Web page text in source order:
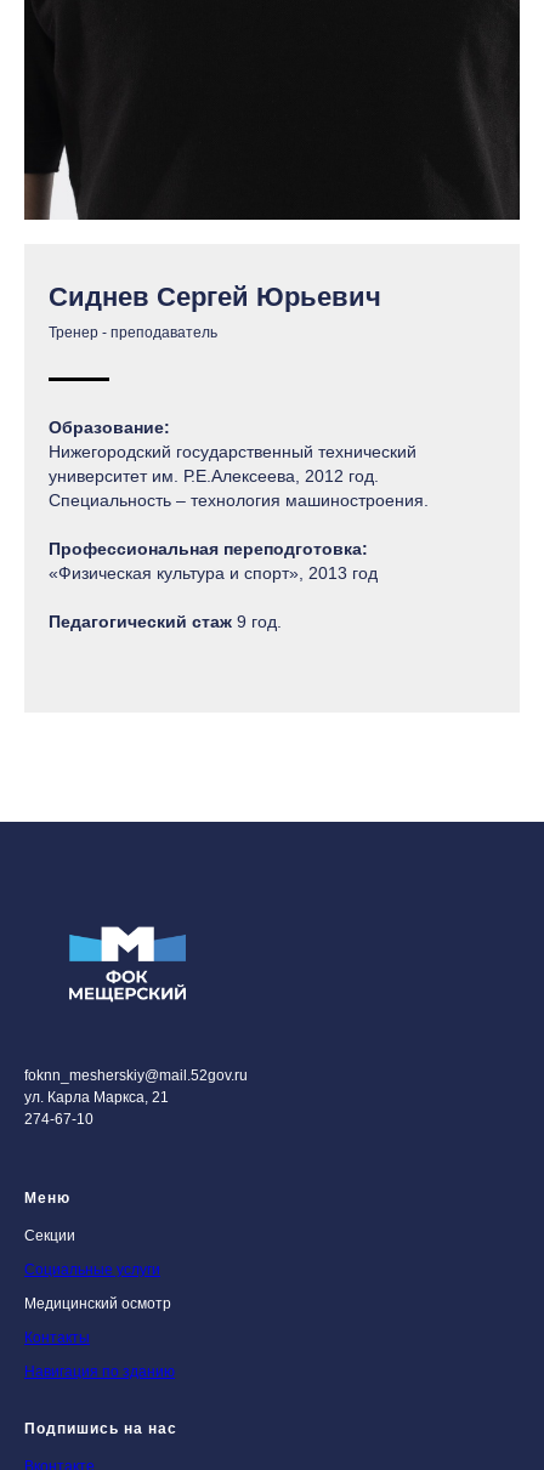
Сиднев Сергей Юрьевич
Тренер - преподаватель
Образование:
Нижегородский государственный технический
университет им. Р.Е.Алексеева, 2012 год.
Специальность – технология машиностроения.
Профессиональная переподготовка:
«Физическая культура и спорт», 2013 год
Педагогический стаж 9 год.
foknn_mesherskiy@mail.52gov.ru
ул. Карла Маркса, 21
274-67-10
Меню
Секции
Социальные услуги
Медицинский осмотр
Контакты
Навигация по зданию
Подпишись на нас
Вконтакте